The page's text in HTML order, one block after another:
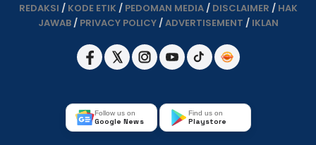
REDAKSI / KODE ETIK / PEDOMAN MEDIA/ DISCLAIMER / HAK
JAWAB/ PRIVACY POLICY/ADVERTISEMENT / IKLAN
Follow us on
Google News
Find us on
Playstore